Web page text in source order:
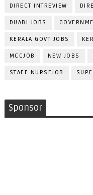
DIRECT INTREVIEW
DUABI JOBS
KERALA GOVT JOBS
MCCJOB NEW JOBS
STAFF NURSEJOB
Sponsor